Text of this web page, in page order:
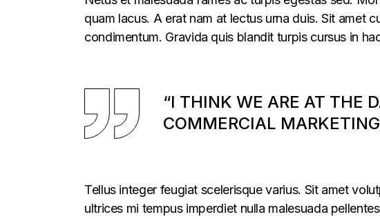
quam lacus. A erat nam at lectus urna duis. Sit amet
condimentum. Gravida quis blandit turpis cursus in
“I THINK WE ARE AT THE
COMMERCIAL
Tellus integer feugiat scelerisque varius. Sit amet
ultrices mi tempus imperdiet nulla malesuada